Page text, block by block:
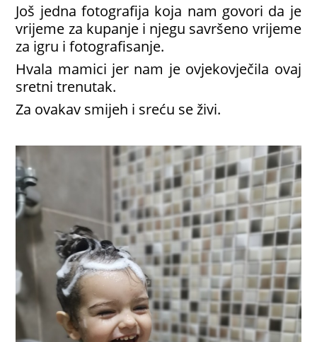
Još jedna fotografija koja nam govori da je
vrijeme za kupanje i njegu savršeno vrijeme
za igru i fotografisanje.
Hvala mamici jer nam je ovjekovječila ovaj
sretni trenutak.
Za ovakav smijeh i sreću se živi.